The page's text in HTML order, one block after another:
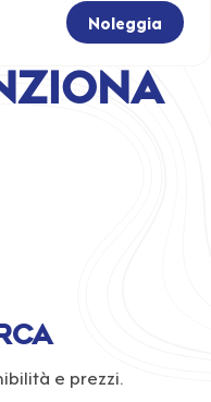
Noleggia
e prezzi.